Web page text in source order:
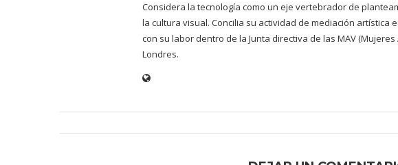
Considera la tecnología como un eje vertebrador de
la cultura visual. Concilia su actividad de mediación artística
con su labor dentro de la Junta directiva de las MAV
Londres.